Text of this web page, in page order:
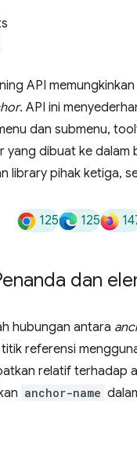
API
. API ini
dan submenu,
yang dibuat ke
library pihak ketiga,
125 125
dan
hubungan antara
referensi
relatif terhadap
anchor-name